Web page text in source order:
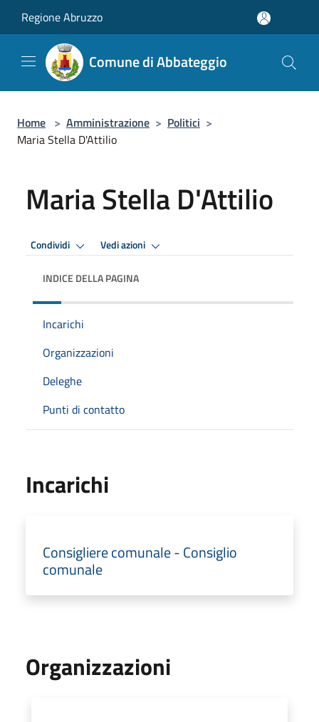
Regione Abruzzo
Comune di Abbateggio
Home > Amministrazione > Politici >
Maria Stella D'Attilio
Maria Stella D'Attilio
Condividi Vedi azioni
INDICE DELLA PAGINA
Incarichi
Organizzazioni
Deleghe
Punti di contatto
Incarichi
Consigliere comunale - Consiglio
comunale
Organizzazioni